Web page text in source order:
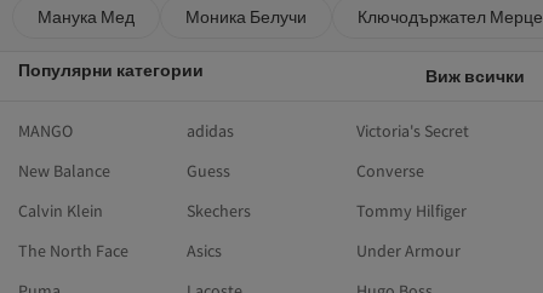
Манука Мед Моника Белучи Ключодържател
Популярни категории Виж всички
MANGO adidas
Victoria's Secret
New Balance
Guess
Converse
Calvin Klein
Skechers
Tommy Hilfiger
The North Face
Asics
Under Armour